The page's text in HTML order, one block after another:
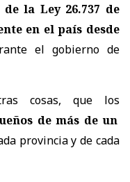
la Ley 26.737 de
en el país desde
el gobierno de
cosas, que los
de más de un
provincia y de cada